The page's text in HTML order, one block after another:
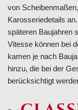
von
Karosseriedetails
späteren Baujahren
Vitesse können bei
kamen je nach
hinzu, die bei der
berücksichtigt